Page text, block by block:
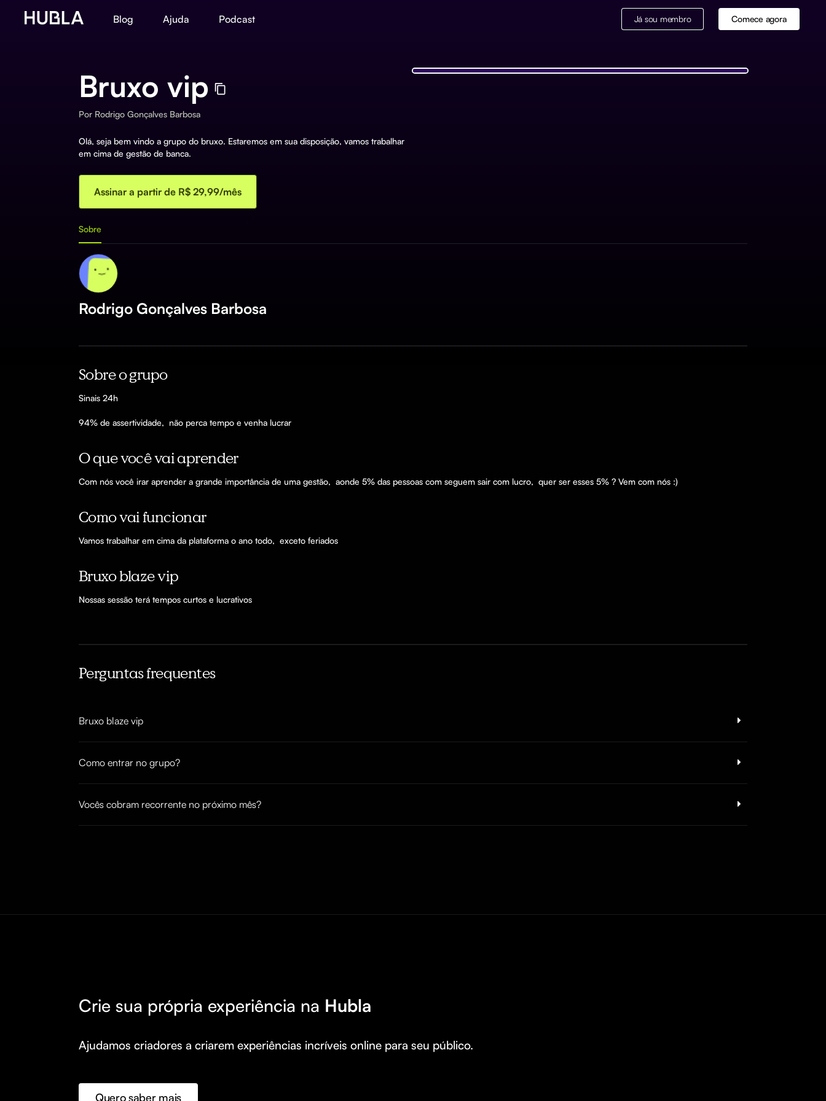
Blog Ajuda Podcast Já sou membro Comece agora
Bruxo vip
Por Rodrigo Gonçalves Barbosa
Olá, seja bem vindo a grupo do bruxo. Estaremos em sua disposição, vamos trabalhar
em cima de gestão de banca.
Assinar a partir de R$ 29,99/mês
Sobre
Rodrigo Gonçalves Barbosa
Sobre o grupo
Sinais 24h
94% de assertividade,  não perca tempo e venha lucrar
O que você vai aprender
Com nós você irar aprender a grande importância de uma gestão,  aonde 5% das pessoas com seguem sair com lucro,  quer ser esses 5% ? Vem com nós :)
Como vai funcionar
Vamos trabalhar em cima da plataforma o ano todo,  exceto feriados
Bruxo blaze vip
Nossas sessão terá tempos curtos e lucrativos
Perguntas frequentes
Bruxo blaze vip
Como entrar no grupo?
Vocês cobram recorrente no próximo mês?
Crie sua própria experiência na Hubla
Ajudamos criadores a criarem experiências incríveis online para seu público.
Quero saber mais